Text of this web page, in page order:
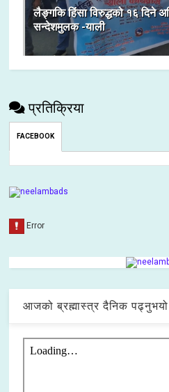
लैङ्गकि हिंसा विरुद्धको १६ दिने
सन्देशमुलक -याली
प्रतिक्रिया
FACEBOOK
आजको ब्रह्मास्त्र दैनिक